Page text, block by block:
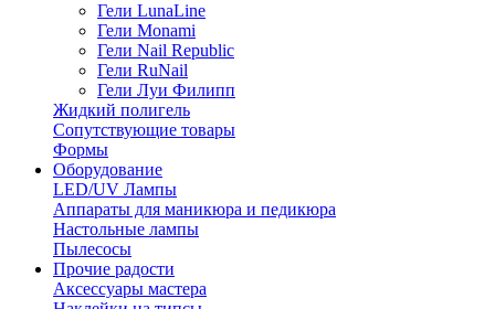
Гели LunaLine
Гели Monami
Гели Nail Republic
Гели RuNail
Гели Луи Филипп
Жидкий полигель
Сопутствующие товары
Формы
Оборудование
LED/UV Лампы
Аппараты для маникюра и педикюра
Настольные лампы
Пылесосы
Прочие радости
Аксессуары мастера